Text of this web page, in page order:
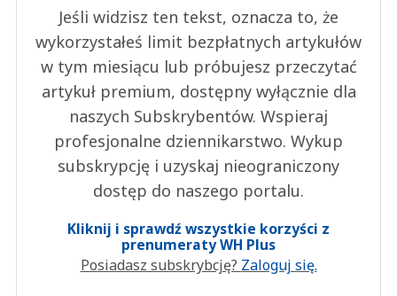
Jeśli widzisz ten tekst, oznacza to, że
wykorzystałeś limit bezpłatnych artykułów
w tym miesiącu lub próbujesz przeczytać
artykuł premium, dostępny wyłącznie dla
naszych Subskrybentów. Wspieraj
profesjonalne dziennikarstwo. Wykup
subskrypcję i uzyskaj nieograniczony
dostęp do naszego portalu.
Kliknij i sprawdź wszystkie korzyści z
prenumeraty WH Plus
Posiadasz subskrybcję? Zaloguj się.